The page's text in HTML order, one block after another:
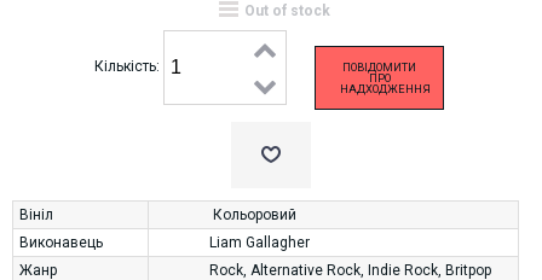
Out of stock
Кількість:
ПОВІДОМИТИ
ПРО
НАДХОДЖЕННЯ
Вініл
Кольоровий
Виконавець
Liam Gallagher
Жанр
Rock Alternative Rock Indie Rock Britpop